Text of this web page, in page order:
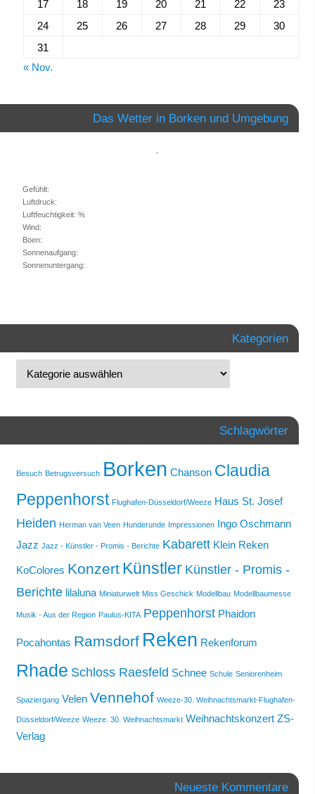
17 18 19 20 21 22
23
24
25 26 27 28 29
30
31
« Nov.
Das Wetter in Borken und Umgebung
Gefühlt:
Luftdruck:
Luftfeuchtigkeit: %
Wind:
Böen:
Sonnenaufgang:
Sonnenuntergang:
Kategorien
Schlagwörter
Besuch Betrugsversuch Borken Chanson Claudia
Peppenhorst Flughafen-Düsseldorf/Weeze Haus St. Josef
Heiden Herman van Veen Hunderunde Impressionen Ingo Oschmann
Jazz Jazz - Künstler - Promis - Berichte Kabarett Klein Reken
KoColores Konzert Künstler Künstler - Promis -
Berichte lilaluna Miniaturwelt Miss Geschick Modellbau Modellbaumesse
Musik - Aus der Region Paulus-KITA Peppenhorst Phaidon
Pocahontas Ramsdorf Reken Rekenforum
Rhade Schloss Raesfeld Schnee Schule Seniorenheim
Spaziergang Velen Vennehof Weeze-30. Weihnachtsmarkt-Flughafen-
Düsseldorf/Weeze Weeze. 30. Weihnachtsmarkt Weihnachtskonzert ZS-
Verlag
Neueste Kommentare